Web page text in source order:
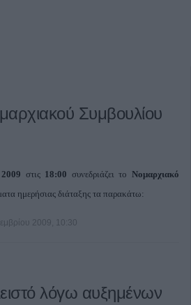
Συμβουλίου
στις 18:00 συνεδριάζει τοΝομαρχιακό
ημερήσιας διάταξης τα παρακάτω:
2009, 10:30
λόγω αυξημένων